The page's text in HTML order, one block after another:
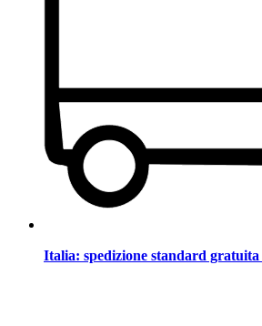
Italia: spedizione standard gratuita